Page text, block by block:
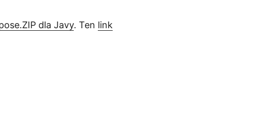
dla Javy. Ten link